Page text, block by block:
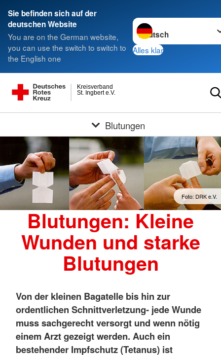
Sie befinden sich auf der
deutschen Website
You are on the German website,
you can use the switch to switch to
the English one
Sprache wechseln zu
Alles klar
St. Ingbert e.V.
Kreisverband
Blutungen
Foto: DRK e.V.
Blutungen: Kleine
Wunden und starke
Blutungen
Von der kleinen Bagatelle bis hin zur
ordentlichen Schnittverletzung- jede Wunde
muss sachgerecht versorgt und wenn nötig
einem Arzt gezeigt werden. Auch ein
bestehender Impfschutz (Tetanus) ist